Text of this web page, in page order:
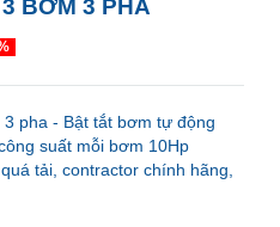
BƠM 3 PHA
pha - Bật tắt bơm tự động
suất mỗi bơm 10Hp
tải, contractor chính hãng,